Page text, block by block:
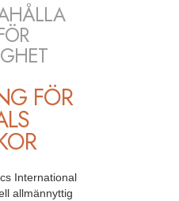
FÖR
International
allmännyttig